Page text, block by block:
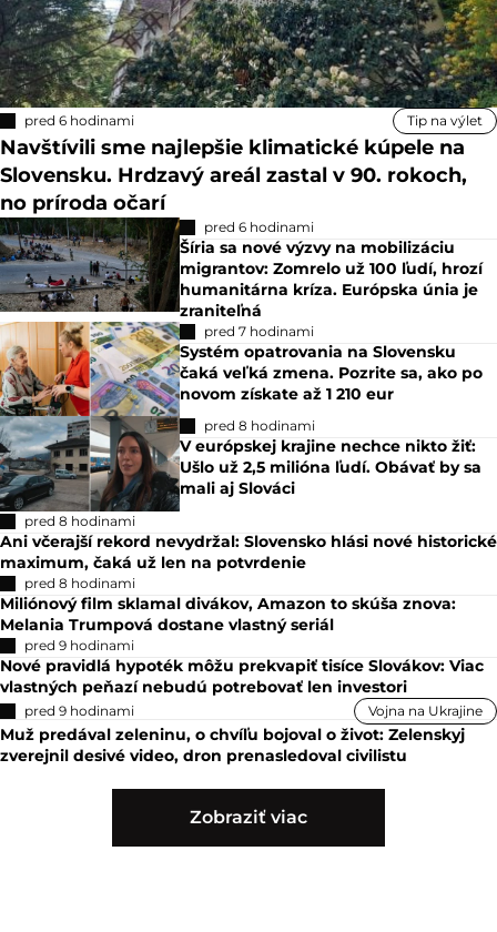
pred 6 hodinami Tip na výlet
Navštívili sme najlepšie klimatické kúpele na
Slovensku. Hrdzavý areál zastal v 90. rokoch,
no príroda očarí
pred 6 hodinami
Šíria sa nové výzvy na mobilizáciu
migrantov: Zomrelo už 100 ľudí, hrozí
humanitárna kríza. Európska únia je
zraniteľná
pred 7 hodinami
Systém opatrovania na Slovensku
čaká veľká zmena. Pozrite sa, ako po
novom získate až 1 210 eur
pred 8 hodinami
V európskej krajine nechce nikto žiť:
Ušlo už 2,5 milióna ľudí. Obávať by sa
mali aj Slováci
pred 8 hodinami
Ani včerajší rekord nevydržal: Slovensko hlási nové historické
maximum, čaká už len na potvrdenie
pred 8 hodinami
Miliónový film sklamal divákov, Amazon to skúša znova:
Melania Trumpová dostane vlastný seriál
pred 9 hodinami
Nové pravidlá hypoték môžu prekvapiť tisíce Slovákov: Viac
vlastných peňazí nebudú potrebovať len investori
pred 9 hodinami Vojna na Ukrajine
Muž predával zeleninu, o chvíľu bojoval o život: Zelenskyj
zverejnil desivé video, dron prenasledoval civilistu
Zobraziť viac